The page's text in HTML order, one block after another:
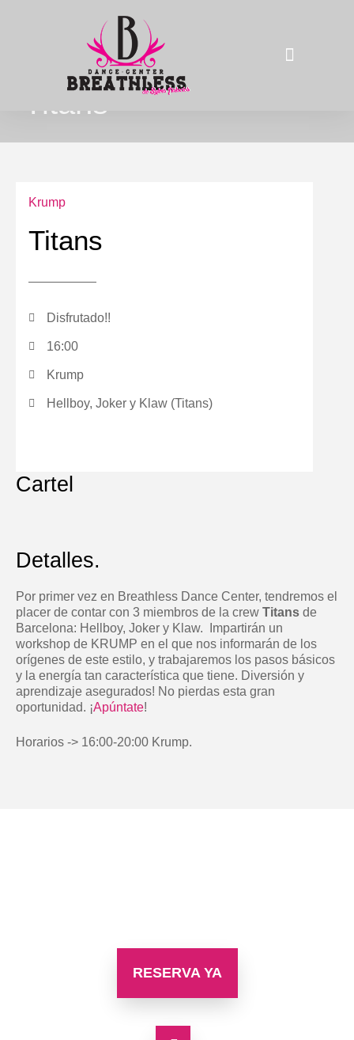
Titans
Krump
Titans
Disfrutado!!
16:00
Krump
Hellboy, Joker y Klaw (Titans)
Cartel
Detalles.
Por primer vez en Breathless Dance Center, tendremos el
placer de contar con 3 miembros de la crew Titans de
Barcelona: Hellboy, Joker y Klaw. Impartirán un
workshop de KRUMP en el que nos informarán de los
orígenes de este estilo, y trabajaremos los pasos básicos
y la energía tan característica que tiene. Diversión y
aprendizaje asegurados! No pierdas esta gran
oportunidad. ¡Apúntate!
Horarios -> 16:00-20:00 Krump.
RESERVA YA